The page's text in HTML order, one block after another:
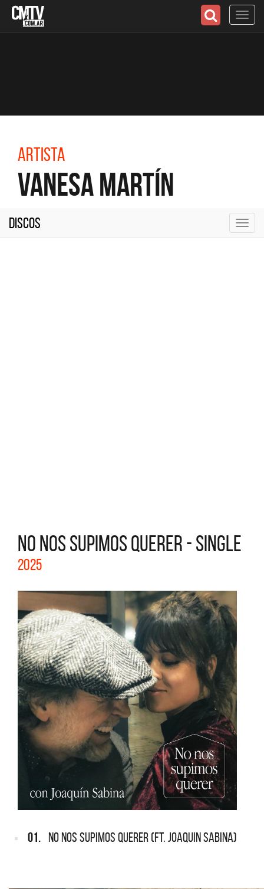
Artista
Vanesa Martín
Discos
NO NOS SUPIMOS QUERER - SINGLE
2025
01. NO NOS SUPIMOS QUERER (FT. JOAQUIN SABINA)